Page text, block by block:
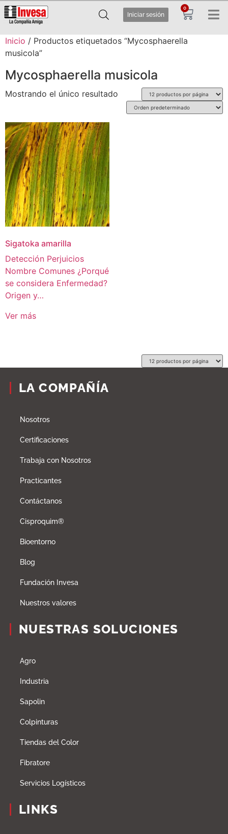
Iniciar sesión
0
Inicio / Productos etiquetados “Mycosphaerella
musicola”
Mycosphaerella musicola
Mostrando el único resultado
Sigatoka amarilla
Detección Perjuicios
Nombre Comunes ¿Porqué
se considera Enfermedad?
Origen y…
Ver más
LA COMPAÑÍA
Nosotros
Certificaciones
Trabaja con Nosotros
Practicantes
Contáctanos
Cisproquim®
Bioentorno
Blog
Fundación Invesa
Nuestros valores
NUESTRAS SOLUCIONES
Agro
Industria
Sapolin
Colpinturas
Tiendas del Color
Fibratore
Servicios Logísticos
LINKS